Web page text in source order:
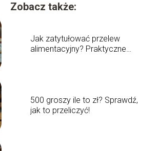
Zobacz także:
Jak zatytułować przelew
alimentacyjny? Praktyczne
500 groszy ile to zł? Sprawdź,
jak to przeliczyć!